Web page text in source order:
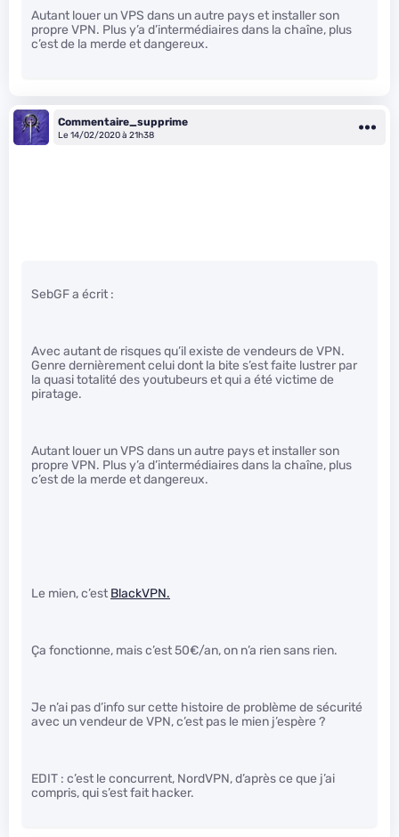
Autant louer un VPS dans un autre pays et installer son
propre VPN. Plus y’a d’intermédiaires dans la chaîne, plus
c’est de la merde et dangereux.
Commentaire_supprime
Le 14/02/2020 à 21h38
SebGF a écrit :
Avec autant de risques qu’il existe de vendeurs de VPN.
Genre dernièrement celui dont la bite s’est faite lustrer par
la quasi totalité des youtubeurs et qui a été victime de
piratage.
Autant louer un VPS dans un autre pays et installer son
propre VPN. Plus y’a d’intermédiaires dans la chaîne, plus
c’est de la merde et dangereux.
Le mien, c’est BlackVPN.
Ça fonctionne, mais c’est 50€/an, on n’a rien sans rien.
Je n’ai pas d’info sur cette histoire de problème de sécurité
avec un vendeur de VPN, c’est pas le mien j’espère ?
EDIT : c’est le concurrent, NordVPN, d’après ce que j’ai
compris, qui s’est fait hacker.